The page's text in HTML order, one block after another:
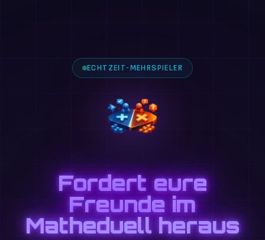
ECHTZEIT-MEHRSPIELER
Fordert eure
Freunde im
Matheduell heraus